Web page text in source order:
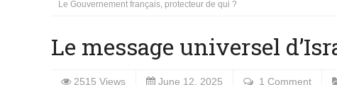
Israël ou le droit international comme suicide juridiquement assisté
Israël-France : asymétrie criante
Le message universel
2515 Views June 12, 2025 1 Comment